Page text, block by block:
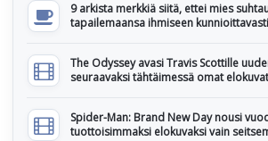
9 arkista merkkiä siitä, ettei mies
tapailemaansa ihmiseen kunnioittavasti
The Odyssey avasi Travis Scottille
seuraavaksi tähtäimessä omat elokuvat
Spider-Man: Brand New Day nousi
tuottoisimmaksi elokuvaksi vain